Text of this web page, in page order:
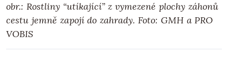
obr.: Rostliny “utíkající” z vymezené plochy záhonů
cestu jemně zapojí do zahrady. Foto: GMH a PRO
VOBIS